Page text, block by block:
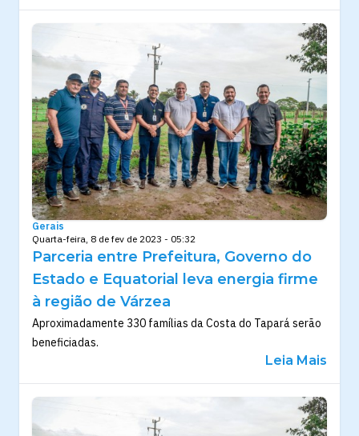
Gerais
Quarta-feira, 8 de fev de 2023 - 05:32
Parceria entre Prefeitura, Governo do
Estado e Equatorial leva energia firme
à região de Várzea
Aproximadamente 330 famílias da Costa do Tapará serão
beneficiadas.
Leia Mais